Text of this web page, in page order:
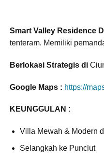
Smart Valley Residence
tenteram. Memiliki
Berlokasi Strategis di
Google Maps : https://
KEUNGGULAN :
Villa Mewah & Modern
Selangkah ke Punclut